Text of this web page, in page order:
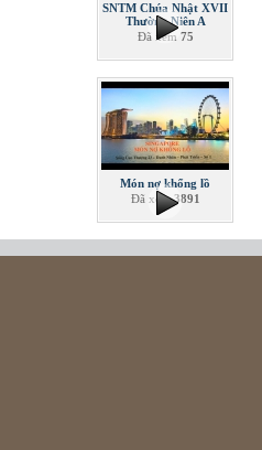
SNTM Chúa Nhật XVII
Thường Niên A
Đã xem 75
Món nợ khổng lồ
Đã xem3891